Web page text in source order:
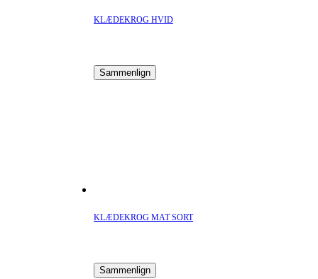
KLÆDEKROG HVID
Sammenlign
KLÆDEKROG MAT SORT
Sammenlign